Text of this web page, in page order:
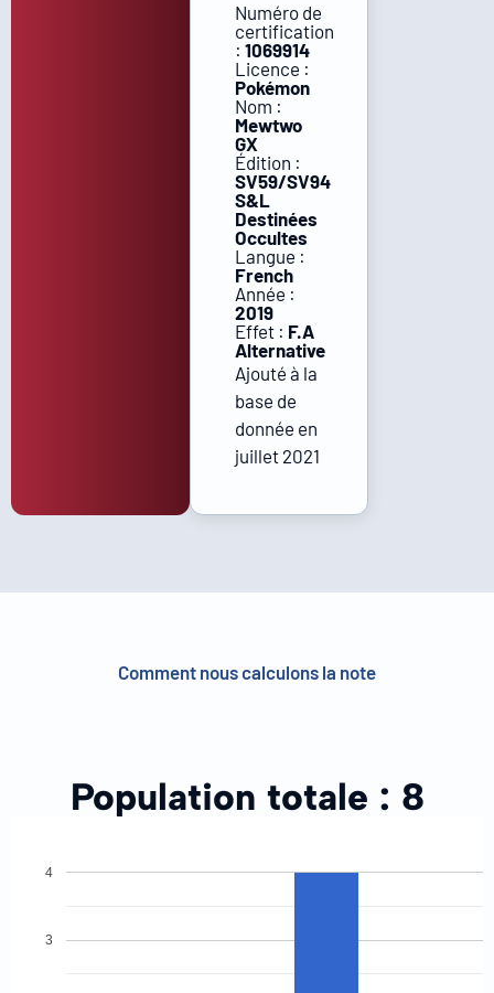
Numéro de
certification
: 1069914
Licence :
Pokémon
Nom :
Mewtwo
GX
Édition :
SV59/SV94
S&L
Destinées
Occultes
Langue :
French
Année :
2019
Effet : F.A
Alternative
Ajouté à la
base de
donnée en
juillet 2021
Comment nous calculons la note
Population totale : 8
3
4